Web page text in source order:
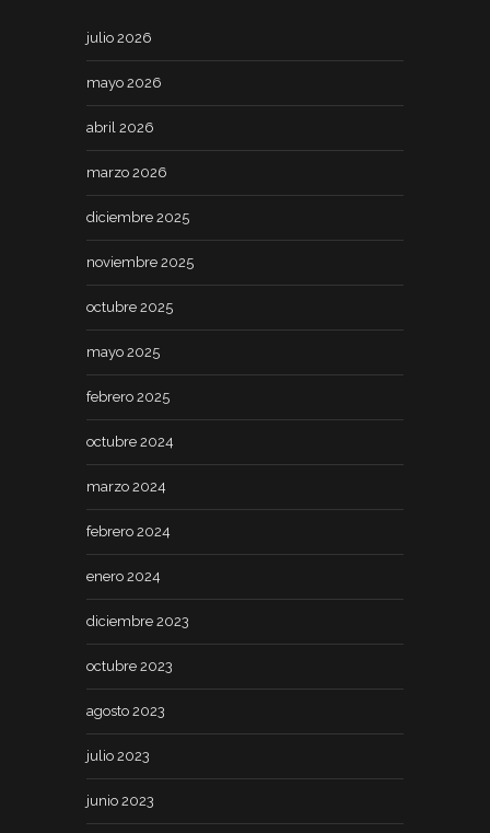
julio 2026
mayo 2026
abril 2026
marzo 2026
diciembre 2025
noviembre 2025
octubre 2025
mayo 2025
febrero 2025
octubre 2024
marzo 2024
febrero 2024
enero 2024
diciembre 2023
octubre 2023
agosto 2023
julio 2023
junio 2023